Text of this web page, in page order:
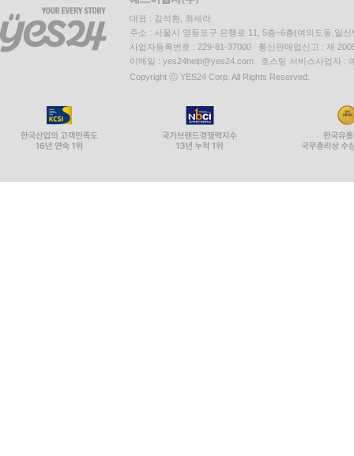
대표 : 김석환, 최세라
주소 : 서울시 영등포구 은행로 11, 5층~6층(여의도동,일신
사업자등록번호 : 229-81-37000 통신판매업신고 : 제
이메일 : yes24help@yes24.com 호스팅 서비스사업자 :
Copyright ⓒ YES24 Corp. All Rights Reserved.